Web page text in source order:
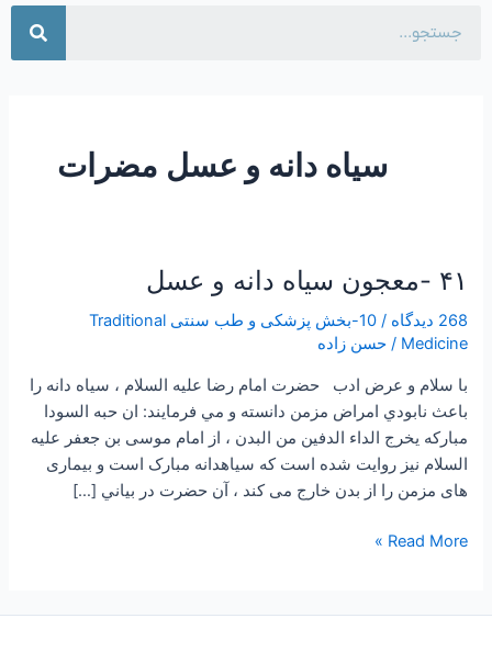
سیاه دانه و عسل مضرات
۴۱ -معجون سیاه دانه و عسل
268 دیدگاه /
10-بخش پزشکی و طب سنتی Traditional
Medicine
/حسن زاده
با سلام و عرض ادب حضرت امام رضا علیه السلام ، سياه دانه را
باعث نابودي امراض مزمن دانسته و مي فرمايند: ان حبه السودا
مبارکه یخرج الداء الدفین من البدن ، از امام موسی بن جعفر علیه
السلام نیز روایت شده است که سیاهدانه مبارک است و بیماری
های مزمن را از بدن خارج می کند ، آن حضرت در بياني […]
۴۱
سیاه
دانه
و
عسل
Read More »